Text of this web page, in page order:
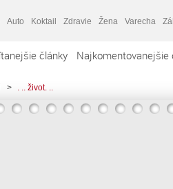
Auto Koktail Zdravie Žena Varecha
články Najkomentovanejšie
> . .. život. ..